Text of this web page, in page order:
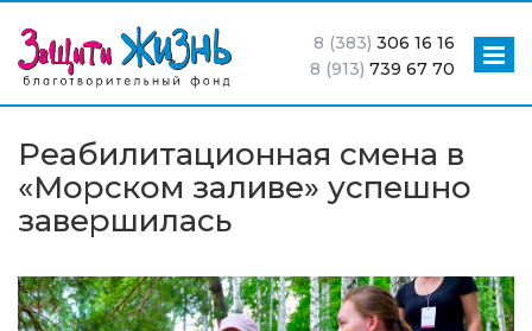
8 (383) 306 16 16
8 (913) 739 67 70
Реабилитационная смена в
«Морском заливе» успешно
завершилась